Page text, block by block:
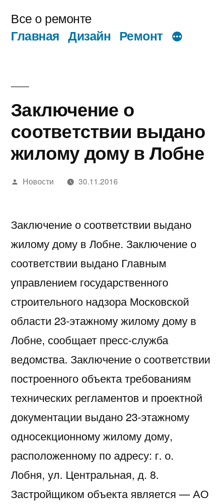
содержимому
Все о ремонте
Главная Дизайн Ремонт
Заключение о
соответствии выдано
жилому дому в Лобне
Написано
Новости 30.11.2016
Заключение о соответствии выдано
жилому дому в Лобне. Заключение о
соответствии выдано Главным
управлением государственного
строительного надзора Московской
области 23-этажному жилому дому в
Лобне, сообщает пресс-служба
ведомства. Заключение о соответствии
построенного объекта требованиям
технических регламентов и проектной
документации выдано 23-этажному
односекционному жилому дому,
расположенному по адресу: г. о.
Лобня, ул. Центральная, д. 8.
Застройщиком объекта является — АО